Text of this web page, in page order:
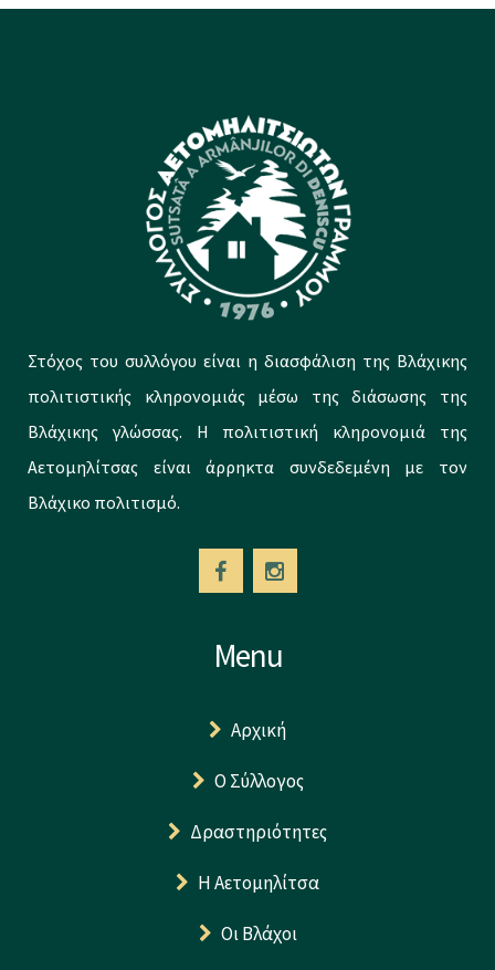
Στόχος του συλλόγου είναι η διασφάλιση της Βλάχικης
πολιτιστικής κληρονομιάς μέσω της διάσωσης της
Βλάχικης γλώσσας. Η πολιτιστική κληρονομιά της
Αετομηλίτσας είναι άρρηκτα συνδεδεμένη με τον
Βλάχικο πολιτισμό.
Menu
Αρχική
Ο Σύλλογος
Δραστηριότητες
Η Αετομηλίτσα
Οι Βλάχοι